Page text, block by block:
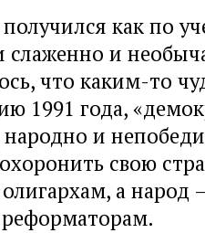
как по
слаженно и
что каким-то
1991 года,
и
свою
олигархам, а